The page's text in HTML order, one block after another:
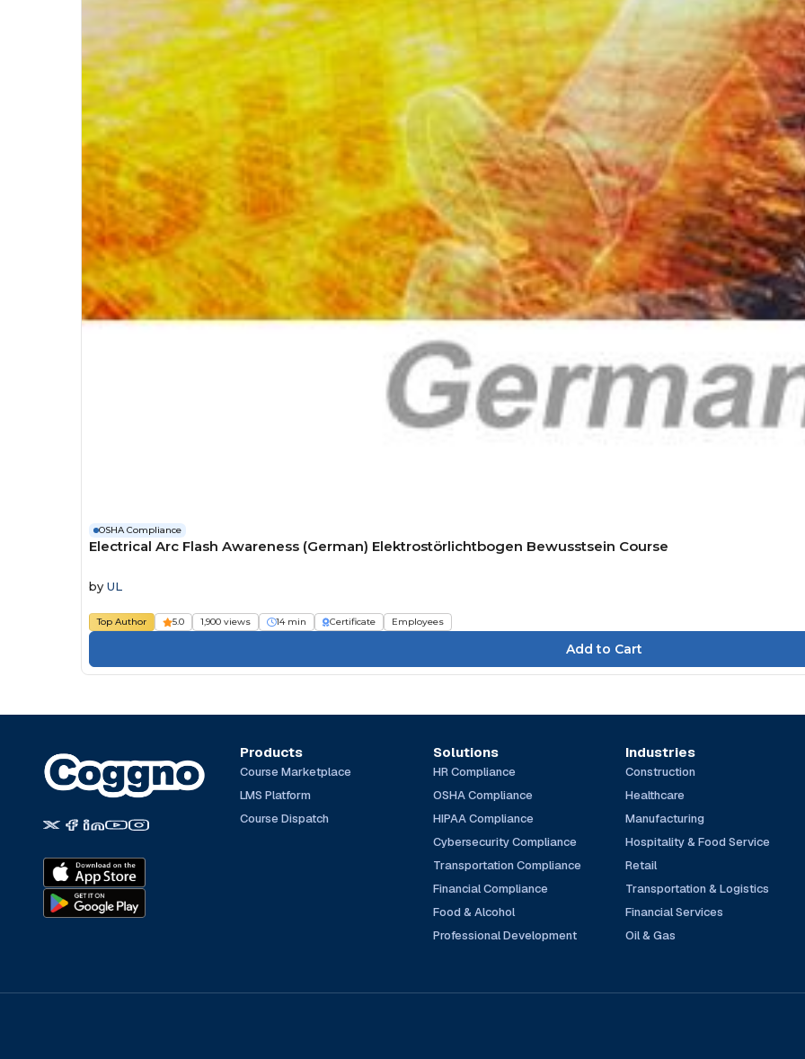
OSHA Compliance
Electrical Arc Flash Awareness (German) Elektrostörlichtbogen Bewusstsein Course
by UL
Top Author 5.0 1,900 views 14 min Certificate Employees
Products
Course Marketplace
LMS Platform
Course Dispatch
Solutions
HR Compliance
OSHA Compliance
HIPAA Compliance
Cybersecurity Compliance
Transportation Compliance
Financial Compliance
Food & Alcohol
Professional Development
Industries
Construction
Healthcare
Manufacturing
Hospitality & Food Service
Retail
Transportation & Logistics
Financial Services
Oil & Gas